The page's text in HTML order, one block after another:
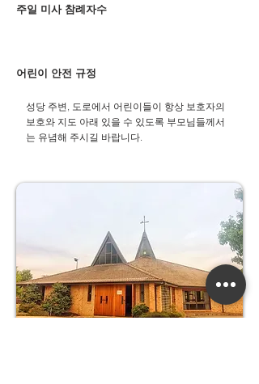
주일 미사 참례자수
어린이 안전 규정
성당 주변, 도로에서 어린이들이 항상 보호자의
보호와 지도 아래 있을 수 있도록 부모님들께서
는 유념해 주시길 바랍니다.​